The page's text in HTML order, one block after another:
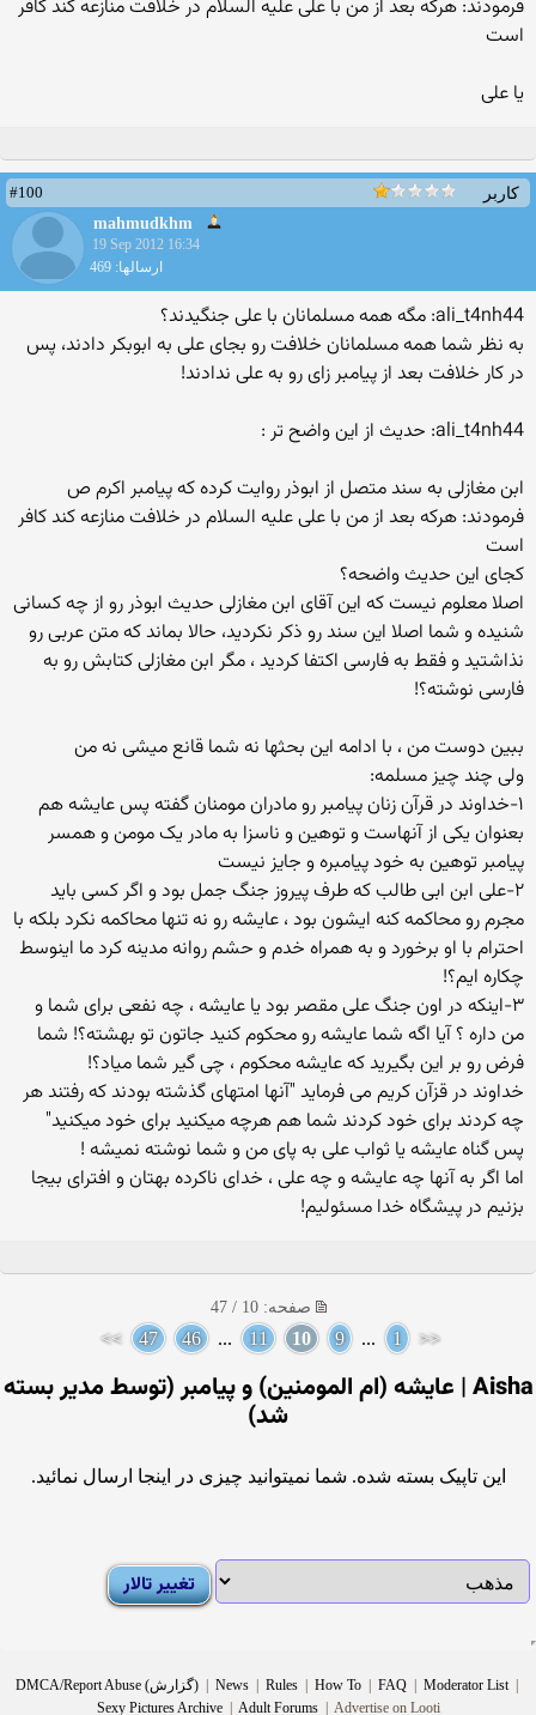
فرمودند: هرکه بعد از من با علی علیه السلام در خلافت منازعه کند کافر
است
یا علی
کاربر
#100
mahmudkhm
19 Sep 2012 16:34
ارسالها: 469
ali_t4nh44: مگه همه مسلمانان با علی جنگیدند؟
به نظر شما همه مسلمانان خلافت رو بجای علی به ابوبکر دادند، پس
در کار خلافت بعد از پیامبر زای رو به علی ندادند!
ali_t4nh44: حدیث از این واضح تر :
ابن مغازلی به سند متصل از ابوذر روایت کرده که پیامبر اکرم ص
فرمودند: هرکه بعد از من با علی علیه السلام در خلافت منازعه کند کافر
است
کجای این حدیث واضحه؟
اصلا معلوم نیست که این آقای ابن مغازلی حدیث ابوذر رو از چه کسانی
شنیده و شما اصلا این سند رو ذکر نکردید، حالا بماند که متن عربی رو
نذاشتید و فقط به فارسی اکتفا کردید ، مگر ابن مغازلی کتابش رو به
فارسی نوشته؟!
ببین دوست من ، با ادامه این بحثها نه شما قانع میشی نه من
ولی چند چیز مسلمه:
۱-خداوند در قرآن زنان پیامبر رو مادران مومنان گفته پس عایشه هم
بعنوان یکی از آنهاست و توهین و ناسزا به مادر یک مومن و همسر
پیامبر توهین به خود پیامبره و جایز نیست
۲-علی ابن ابی طالب که طرف پیروز جنگ جمل بود و اگر کسی باید
مجرم رو محاکمه کنه ایشون بود ، عایشه رو نه تنها محاکمه نکرد بلکه با
احترام با او برخورد و به همراه خدم و حشم روانه مدینه کرد ما اینوسط
چکاره ایم؟!
۳-اینکه در اون جنگ علی مقصر بود یا عایشه ، چه نفعی برای شما و
من داره ؟ آیا اگه شما عایشه رو محکوم کنید جاتون تو بهشته؟! شما
فرض رو بر این بگیرید که عایشه محکوم ، چی گیر شما میاد؟!
خداوند در قزآن کریم می فرماید "آنها امتهای گذشته بودند که رفتند هر
چه کردند برای خود کردند شما هم هرچه میکنید برای خود میکنید"
پس گناه عایشه یا ثواب علی به پای من و شما نوشته نمیشه !
اما اگر به آنها چه عایشه و چه علی ، خدای ناکرده بهتان و افترای بیجا
بزنیم در پیشگاه خدا مسئولیم!
صفحه: 10 / 47
<<
1
...
9
10
11
...
46
47
>>
Aisha | عایشه (ام المومنین) و پیامبر (توسط مدیر بسته
شد)
این تاپیک بسته شده. شما نمیتوانید چیزی در اینجا ارسال نمائید.
DMCA/Report Abuse (گزارش) | News | Rules | How To | FAQ | Moderator List |
Sexy Pictures Archive | Adult Forums |Advertise on Looti